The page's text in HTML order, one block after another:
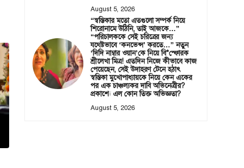
August 5, 2026
“স্বস্তিকার মতো এতগুলো সম্পর্ক নিয়ে
শিরোনামে উঠিনি, তাই আজকে…”
“পরিচালককে সেই চরিত্রের জন্য
যথেষ্টভাবে ‘কনভেন্স’ করতে…” নতুন
‘দিদি নাম্বার ওয়ান’কে নিয়ে বি*স্ফোরক
শ্রীলেখা মিত্র! এতদিন নিজে কীভাবে কাজ
পেয়েছেন, সেই উদাহরণ টেনে হঠাৎ
স্বস্তিকা মুখোপাধ্যায়কে নিয়ে কেন একের
পর এক চাঞ্চল্যকর দাবি অভিনেত্রীর?
প্রকাশ্যে এল কোন তিক্ত অভিজ্ঞতা?
August 5, 2026